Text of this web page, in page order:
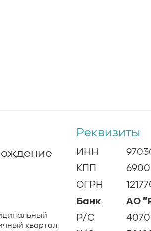
квартал,
Реквизиты
ИНН
КПП
ОГРН
Банк
АО
P/C